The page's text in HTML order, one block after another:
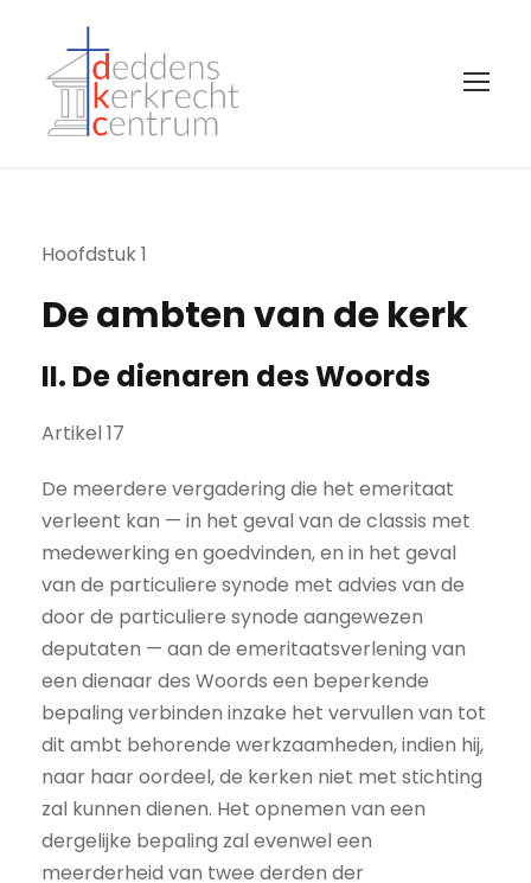
Hoofdstuk 1
De ambten van de kerk
II. De dienaren des Woords
Artikel 17
De meerdere vergadering die het emeritaat
verleent kan — in het geval van de classis met
medewerking en goedvinden, en in het geval
van de particuliere synode met advies van de
door de particuliere synode aangewezen
deputaten — aan de emeritaatsverlening van
een dienaar des Woords een beperkende
bepaling verbinden inzake het vervullen van tot
dit ambt behorende werkzaamheden, indien hij,
naar haar oordeel, de kerken niet met stichting
zal kunnen dienen. Het opnemen van een
dergelijke bepaling zal evenwel een
meerderheid van twee derden der